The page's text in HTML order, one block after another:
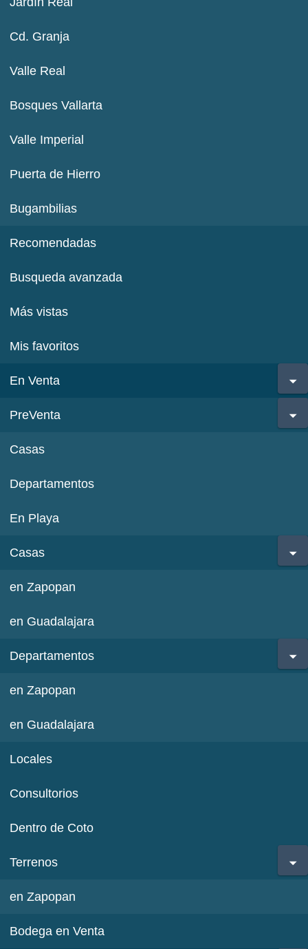
Cd. Granja
Valle Real
Bosques Vallarta
Valle Imperial
Puerta de Hierro
Bugambilias
Recomendadas
Busqueda avanzada
Más vistas
Mis favoritos
En Venta
PreVenta
Casas
Departamentos
En Playa
Casas
en Zapopan
en Guadalajara
Departamentos
en Zapopan
en Guadalajara
Locales
Consultorios
Dentro de Coto
Terrenos
en Zapopan
Bodega en Venta